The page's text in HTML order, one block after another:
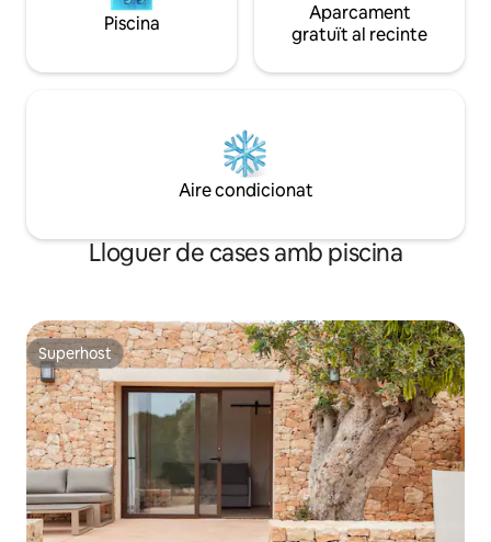
Piscina
Aparcament
gratuït al recinte
Aire condicionat
Lloguer de cases amb piscina
Superhost
Superhost